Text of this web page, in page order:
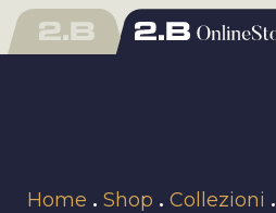
Home . Shop . Collezioni .